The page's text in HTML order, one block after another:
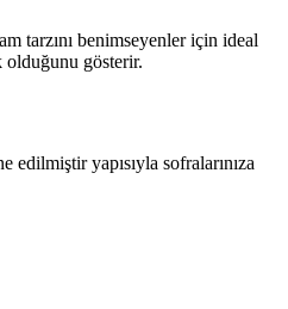
tarzını benimseyenler için ideal
olduğunu gösterir.
yapısıyla sofralarınıza